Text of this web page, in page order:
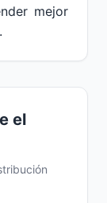
mejor
el